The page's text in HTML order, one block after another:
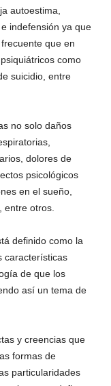
autoestima,
indefensión ya que
que en
como
suicidio, entre
no solo daños
dolores de
psicológicos
en el sueño,
entre otros.
definido como la
características
de que los
así un tema de
y creencias que
formas de
particularidades